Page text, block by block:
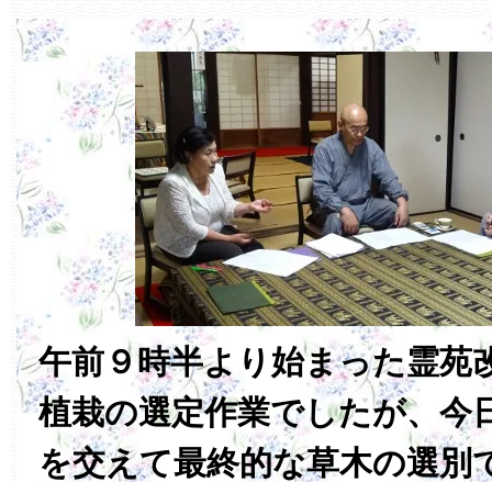
午前９時半より始まった霊苑
植栽の選定作業でしたが、今
を交えて最終的な草木の選別